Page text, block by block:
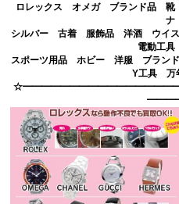
ロレックス オメガ ブランド品
ナ
シルバー 古着 服飾品 洋酒 ウイ
電動工
スポーツ用品 ホビー 洋服 ブラ
Y工具 万